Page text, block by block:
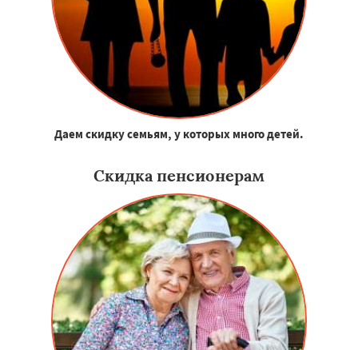
Даем скидку семьям, у которых много детей.
Скидка пенсионерам